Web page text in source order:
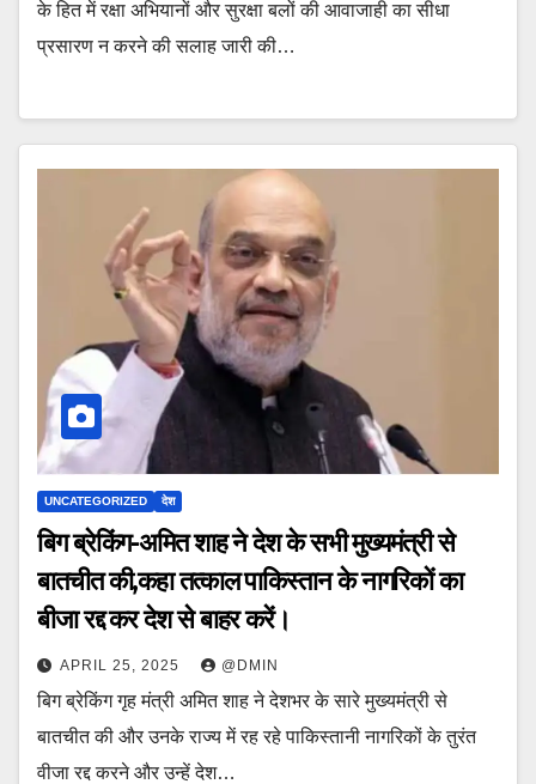
के हित में रक्षा अभियानों और सुरक्षा बलों की आवाजाही का सीधा
प्रसारण न करने की सलाह जारी की…
UNCATEGORIZED देश
बिग ब्रेकिंग-अमित शाह ने देश के सभी मुख्यमंत्री से
बातचीत की,कहा तत्काल पाकिस्तान के नागरिकों का
बीजा रद्द कर देश से बाहर करें।
APRIL 25, 2025 @DMIN
बिग ब्रेकिंग गृह मंत्री अमित शाह ने देशभर के सारे मुख्यमंत्री से
बातचीत की और उनके राज्य में रह रहे पाकिस्तानी नागरिकों के तुरंत
वीजा रद्द करने और उन्हें देश…